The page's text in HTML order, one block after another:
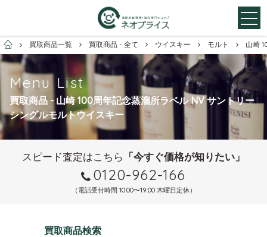
お酒買取専門店ネオプライス
買取商品一覧 買取商品 - 全て ウイスキー モルト 山崎
Menu List
買取商品 - 山崎 100周年記念蒸溜所ラベル NV サントリー
シングルモルトウイスキー
スピード査定はこちら 「今すぐ価格が知りたい」
0120-962-166
（電話受付時間 10:00〜19:00 木曜日定休）
買取商品検索